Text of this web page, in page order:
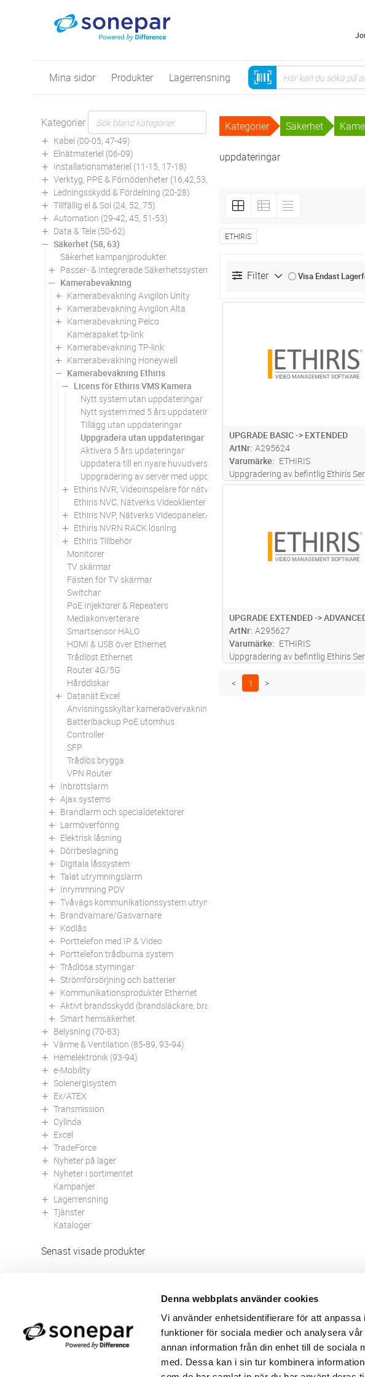
Denna webbplats använder cookies
Vi använder enhetsidentifierare för att
funktioner för sociala medier och analysera
annan information från din enhet till de sociala
med. Dessa kan i sin tur kombinera
Mina sidor Produkter Lagerrensning
Kategorier
Kabel (00-05, 47-49)
Elnätmateriel (06-09)
Installationsmateriel (11-15, 17-18)
Verktyg, PPE & Förnödenheter (16,42,53,94)
Ledningsskydd & Fördelning (20-28)
Tillfällig el & Sol (24, 52, 75)
Automation (29-42, 45, 51-53)
Data & Tele (50-62)
Säkerhet (58, 63)
Säkerhet kampanjprodukter
Passer- & Integrerade Säkerhetssystem
Kamerabevakning
Kamerabevakning Avigilon Unity
Kamerabevakning Avigilon Alta
Kamerabevakning Pelco
Kamerapaket tp-link
Kamerabevakning TP-link
Kamerabevakning Honeywell
Kamerabevakning Ethiris
Licens för Ethiris VMS Kamera
Nytt system utan uppdateringar
Nytt system med 5 års uppdateringar
Tillägg utan uppdateringar
Uppgradera utan uppdateringar
Aktivera 5 års updateringar
Uppdatera till en nyare huvudversion
Uppgradering av server med uppdateringar
Ethiris NVR, Videoinspelare för nätverk, 9 till 200ch
Ethiris NVC, Nätverks Videoklienter
Ethiris NVP, Nätverks Videopaneler/Klienter
Ethiris NVRN RACK lösning
Ethiris Tillbehör
Monitorer
TV skärmar
Fästen för TV skärmar
Switchar
PoE Injektorer & Repeaters
Mediakonverterare
Smartsensor HALO
HDMI & USB över Ethernet
Trådlöst Ethernet
Router 4G/5G
Hårddiskar
Datanät Excel
Anvisningsskyltar kameraövervakning
Batteribackup PoE utomhus
Controller
SFP
Trådlös brygga
VPN Router
Inbrottslarm
Ajax systems
Brandlarm och specialdetektorer
Larmöverföring
Elektrisk låsning
Dörrbeslagning
Digitala låssystem
Talat utrymningslarm
Inrymmning PDV
Tvåvägs kommunikationssystem utrymningsplats
Brandvarnare/Gasvarnare
Kodlås
Porttelefon med IP & Video
Porttelefon trådburna system
Trådlösa styrningar
Strömförsörjning och batterier
Kommunikationsprodukter Ethernet
Aktivt brandsskydd (brandsläckare, brandfiltar mm)
Smart hemsäkerhet
Belysning (70-83)
Värme & Ventilation (85-89, 93-94)
Hemelektronik (93-94)
e-Mobility
Solenergisystem
Ex/ATEX
Transmission
Cylinda
Excel
TradeForce
Nyheter på lager
Nyheter i sortimentet
Kampanjer
Lagerrensning
Tjänster
Kataloger
Senast visade produkter
Kategorier Säkerhet
uppdateringar
ETHIRIS
Filter Visa Endast
UPGRADE BASIC -> EXTENDED
ArtNr A295624
Varumärke
ETHIRIS
Uppgradering av befintlig Ethiris
licens till en högre licensnivå för
UPGRADE EXTENDED ->
ArtNr A295627
Varumärke
ETHIRIS
Uppgradering av befintlig Ethiris
fria uppdateringar.
< 1 >
Felanmälan
Returer
Beställa PDF fakturor
Användarvillkor
Integritetspolicy
Öppettider
Ny kund/användare
Våra varumärken